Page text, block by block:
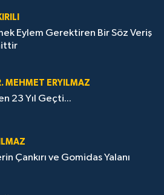
Eylem Gerektiren Bir Söz Veriş
MEHMET ERYILMAZ
23 Yıl Geçti...
Çankırı ve Gomidas Yalanı